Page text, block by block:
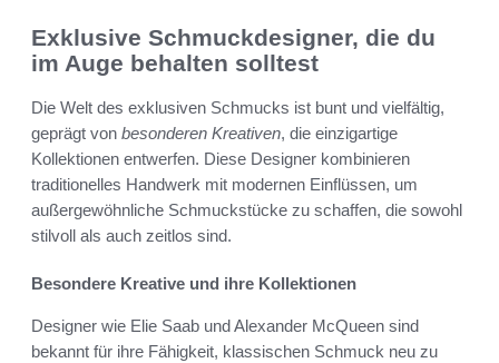
Exklusive Schmuckdesigner, die du
im Auge behalten solltest
Die Welt des exklusiven Schmucks ist bunt und vielfältig,
geprägt von besonderen Kreativen, die einzigartige
Kollektionen entwerfen. Diese Designer kombinieren
traditionelles Handwerk mit modernen Einflüssen, um
außergewöhnliche Schmuckstücke zu schaffen, die sowohl
stilvoll als auch zeitlos sind.
Besondere Kreative und ihre Kollektionen
Designer wie Elie Saab und Alexander McQueen sind
bekannt für ihre Fähigkeit, klassischen Schmuck neu zu